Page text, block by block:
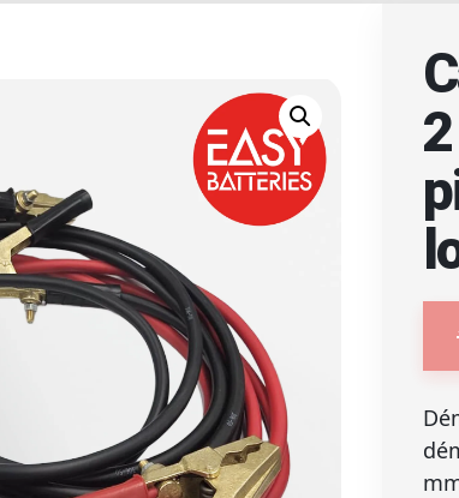
prix
initial
prix
est :